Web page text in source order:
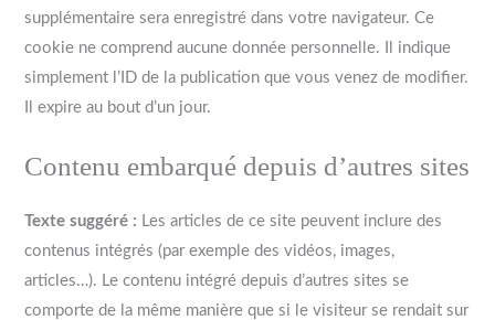
supplémentaire sera enregistré dans votre navigateur. Ce
cookie ne comprend aucune donnée personnelle. Il indique
simplement l’ID de la publication que vous venez de modifier.
Il expire au bout d’un jour.
Contenu embarqué depuis d’autres sites
Texte suggéré : Les articles de ce site peuvent inclure des
contenus intégrés (par exemple des vidéos, images,
articles…). Le contenu intégré depuis d’autres sites se
comporte de la même manière que si le visiteur se rendait sur